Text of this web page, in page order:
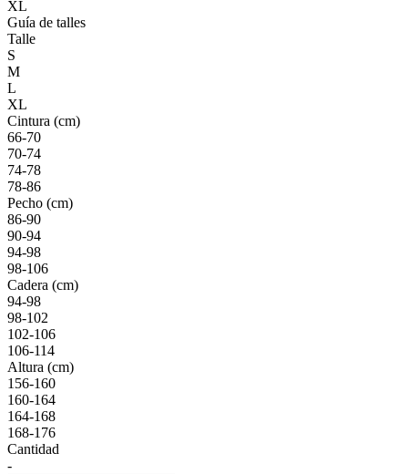
XL
Guía de talles
Talle
S
M
L
XL
Cintura (cm)
66-70
70-74
74-78
78-86
Pecho (cm)
86-90
90-94
94-98
98-106
Cadera (cm)
94-98
98-102
102-106
106-114
Altura (cm)
156-160
160-164
164-168
168-176
Cantidad
-